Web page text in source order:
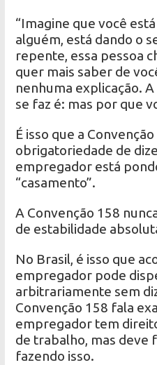
“Imagine que você
alguém, está dando o
repente, essa pessoa
quer mais saber de
nenhuma explicação.
se faz é: mas por que
É isso que a
obrigatoriedade de
empregador está
“casamento”.
A Convenção 158
de estabilidade
No Brasil, é isso que
empregador pode
arbitrariamente sem
Convenção 158 fala
empregador tem
de trabalho, mas deve
fazendo isso.